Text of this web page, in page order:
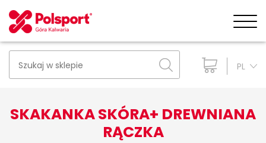
PL
SKAKANKA SKÓRA+ DREWNIANA
RĄCZKA